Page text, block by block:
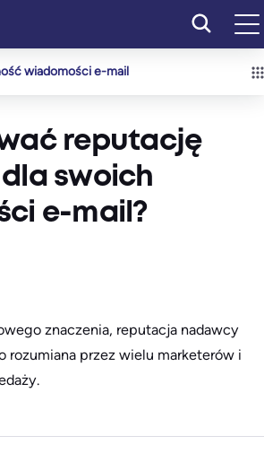
wiadomości e-mail
reputację
swoich
e-mail?
znaczenia, reputacja nadawcy
rozumiana przez wielu marketerów i